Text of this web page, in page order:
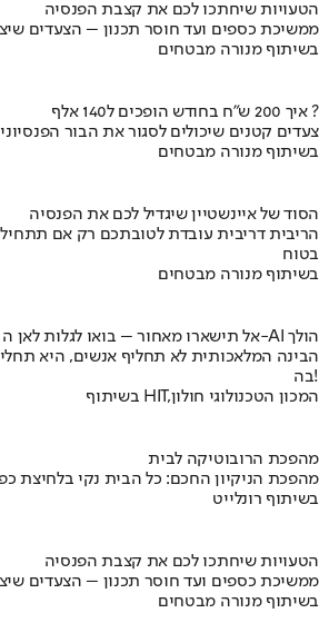
הטעויות שיחתכו לכם את קצבת הפנסיה
ממשיכת כספים ועד חוסר תכנון – הצעדים
בשיתוף מנורה מבטחים
איך 200 ש"ח בחודש הופכים ל140 אלף ?
צעדים קטנים שיכולים לסגור את הבור
בשיתוף מנורה מבטחים
הסוד של איינשטיין שיגדיל לכם את הפנסיה
הריבית דריבית עובדת לטובתכם רק אם
בטוח
בשיתוף מנורה מבטחים
אל תישארו מאחור – בואו לגלות לאן ה-AI הולך
הבינה המלאכותית לא תחליף אנשים, היא
בה!
בשיתוף HIT,המכון הטכנולוגי חולון
מהפכת הרובוטיקה לבית
מהפכת הניקיון החכם: כל הבית נקי בלחיצת
בשיתוף רונלייט
הטעויות שיחתכו לכם את קצבת הפנסיה
ממשיכת כספים ועד חוסר תכנון – הצעדים
בשיתוף מנורה מבטחים